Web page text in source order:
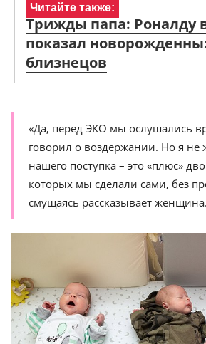
Читайте также:
Трижды папа: Роналду
показал
близнецов
«Да, перед ЭКО мы ослушались
говорил о воздержании. Но я не
нашего поступка – это «плюс»
которых мы сделали сами, без
смущаясь рассказывает женщина.